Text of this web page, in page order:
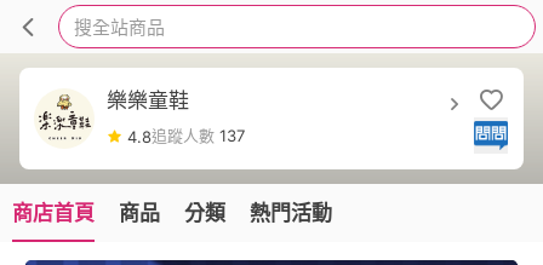
搜全站商品
樂樂童鞋
4.8追蹤人數 137
商店首頁 商品 分類 熱門活動